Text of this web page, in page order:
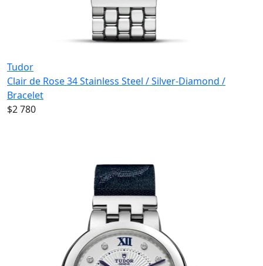
Tudor
Clair de Rose 34 Stainless Steel / Silver-Diamond /
Bracelet
$2 780